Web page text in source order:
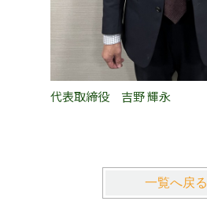
代表取締役 吉野 輝永
一覧へ戻る